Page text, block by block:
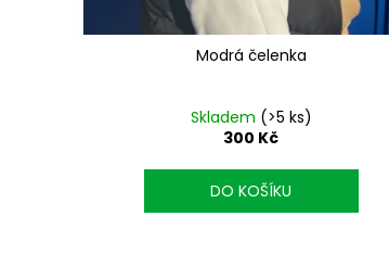
Modrá čelenka
Skladem (>5 ks)
300 Kč
DO KOŠÍKU